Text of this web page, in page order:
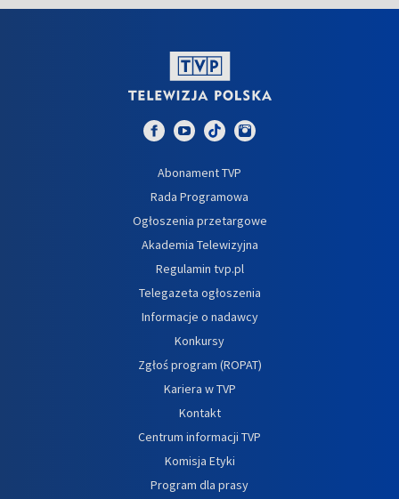
Abonament TVP
Rada Programowa
Ogłoszenia przetargowe
Akademia Telewizyjna
Regulamin tvp.pl
Telegazeta ogłoszenia
Informacje o nadawcy
Konkursy
Zgłoś program (ROPAT)
Kariera w TVP
Kontakt
Centrum informacji TVP
Komisja Etyki
Program dla prasy